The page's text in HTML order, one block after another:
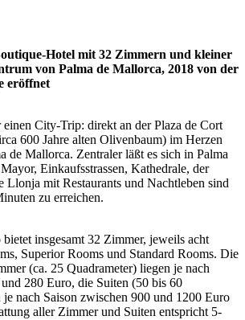
Hotel mit 32 Zimmern und kleiner
von Palma de Mallorca, 2018 von der
eröffnet
City-Trip: direkt an der Plaza de Cort
600 Jahre alten Olivenbaum) im Herzen
de Mallorca. Zentraler läßt es sich in Palma
Einkaufsstrassen, Kathedrale, der
Llonja mit Restaurants und Nachtleben sind
zu erreichen.
insgesamt 32 Zimmer, jeweils acht
Superior Rooms und Standard Rooms. Die
(ca. 25 Quadrameter) liegen je nach
280 Euro, die Suiten (50 bis 60
je nach Saison zwischen 900 und 1200 Euro
aller Zimmer und Suiten entspricht 5-